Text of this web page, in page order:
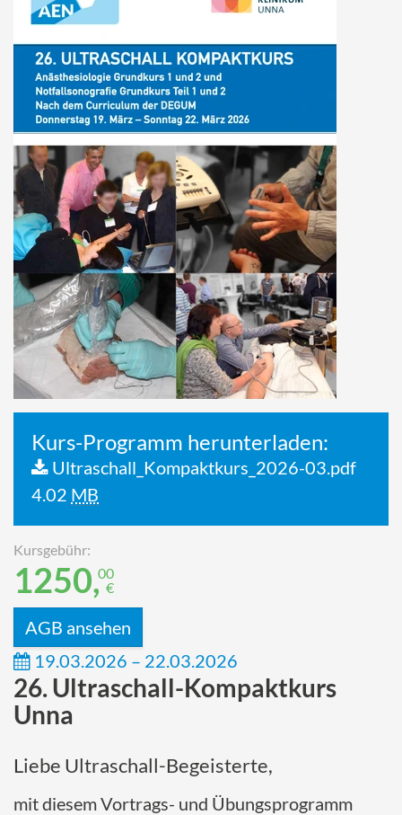
Kurs-Programm herunterladen:
Ultraschall_Kompaktkurs_2026-03.pdf
4.02 MB
Kursgebühr:
1250,00
€
AGB ansehen
19.03.2026 – 22.03.2026
26. Ultraschall-Kompaktkurs
Unna
Liebe Ultraschall-Begeisterte,
mit diesem Vortrags- und Übungsprogramm